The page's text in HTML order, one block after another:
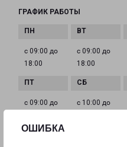
ОШИБКА
ГРАФИК РАБОТЫ
с 09:00 до
18:00
с 09:00 до
18:00
с 09:00 до
с 10:00 до